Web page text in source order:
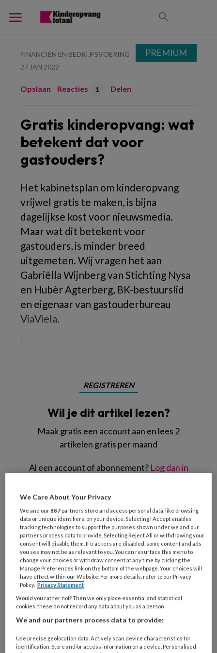
FINANCIËN EN BEDRIJFSVOERING
27 JAN 2022
Opslaan Reacties 1 Delen
Gratis kinderopvang: wat
betekent dat voor
gastouders?
Het kabinetsplan om kinderopvang
vrijwel gratis te maken, is bijna
dagelijkse kost voor nieuwsmedia.
Maar wat dit betekent voor
gastouders, is minder breed
uitgemeten. Wij vragen het aan
Gabriëlla Wijnberg van Stichting Nysa
en Hubèr Agterberg, BK-bestuurslid
en eigenaar van gastouderbureau
ViaViela.
REGISTREREN
Wil je dit artikel lezen?
Maak gratis een account aan en lees 2
artikelen gratis per maand
Al een account of abonnement? Log dan in
Wat
is
je
e-
mailadres?
* *
Kies
je
wachtwoord* *
Kies
je
functie *
Bij
welke
organisatie
werk
PREMIUM
We Care About Your Privacy
We and our887 partners store and access personal data, like browsing
data or unique identifiers, on your device. Selecting I Accept enables
tracking technologies to support the purposes shown under we and our
partners process data to provide. Selecting Reject All or withdrawing your
consent will disable them. If trackers are disabled, some content and ads
you see may not be as relevant to you. You can resurface this menu to
change your choices or withdraw consent at any time by clicking the
Manage Preferences link on the bottom of the webpage. Your choices will
have effect within our Website. For more details, refer to our Privacy
Policy. Privacy Statement
Would you rather not? Then we only place essential and statistical
cookies, these do not record any data about you as a person
We and our partners process data to provide:
Use precise geolocation data. Actively scan device characteristics for
identification. Store and/or access information on a device. Personalised